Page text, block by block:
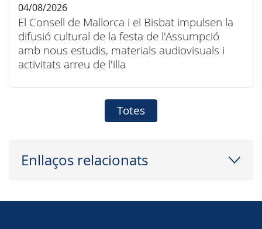
El Consell de Mallorca i el Bisbat impulsen la
difusió cultural de la festa de l'Assumpció
amb nous estudis, materials audiovisuals i
activitats arreu de l'illa
04/08/2026
Totes
Enllaços relacionats